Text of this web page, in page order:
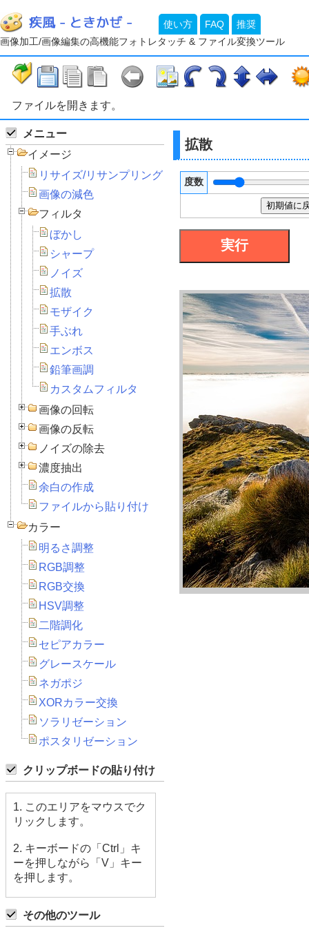
画像加工/画像編集の高機能フォトレタッチ & ファイル変換ツール
使い方 FAQ 推奨
ファイルを開きます。
メニュー
イメージ
リサイズ/リサンプリング
画像の減色
フィルタ
ぼかし
シャープ
ノイズ
拡散
モザイク
手ぶれ
エンボス
鉛筆画調
カスタムフィルタ
画像の回転
画像の反転
ノイズの除去
濃度抽出
余白の作成
ファイルから貼り付け
カラー
明るさ調整
RGB調整
RGB交換
HSV調整
二階調化
セピアカラー
グレースケール
ネガポジ
XORカラー交換
ソラリゼーション
ポスタリゼーション
クリップボードの貼り付け
1. このエリアをマウスでク
リックします。
2. キーボードの「Ctrl」キ
ーを押しながら「V」キー
を押します。
その他のツール
拡散
度数
初期値に